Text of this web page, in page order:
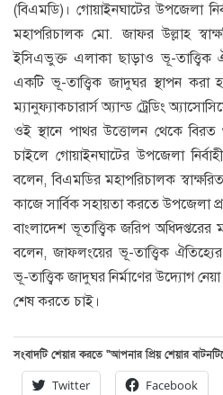
(বিএমডি)। গোয়াইনঘাটের উপজেলা
মহাপরিচালক মো. জাফর উল্লাহ
ইসিএভুক্ত এলাকা ছাড়াও ভূ-তাত্ত্বিক
একটি ভূ-তাত্ত্বিক জাদুঘর স্থাপন করা
ম্যানুফ্যাকচারার্স অ্যান্ড ট্রেডিং
ওই স্থানে পাথর উত্তোলন থেকে
চাইলে গোয়াইনঘাটের উপজেলা
বলেন, বিএমডির মহাপরিচালক
কাজে সার্বিক সহায়তা করতে উপজেলা
বাংলাদেশ ভূতাত্ত্বিক জরিপ
বলেন, জাফলংয়ের ভূ-তাত্ত্বিক
ভূ-তাত্ত্বিক জাদুঘর নির্মাণের উদ্যোগ
শেষ করতে চাই।
সংবাদটি শেয়ার করতে “আপনার প্রিয় শেয়ার
Twitter Facebook